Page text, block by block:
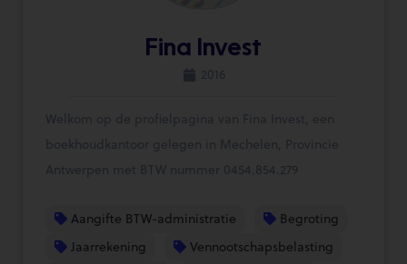
Fina Invest
2016
Welkom op de profielpagina van Fina Invest, een
boekhoudkantoor gelegen in Mechelen, Provincie
Antwerpen met BTW nummer 0454.854.279
Aangifte BTW-administratie
Begroting
Jaarrekening
Vennootschapsbelasting